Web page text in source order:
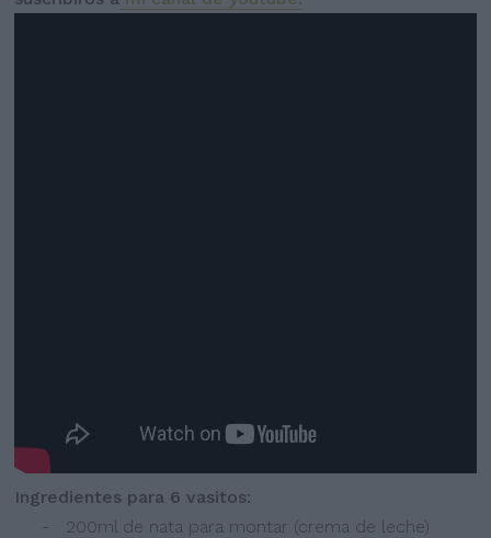
Ingredientes para 6 vasitos:
- 200ml de nata para montar (crema de leche)